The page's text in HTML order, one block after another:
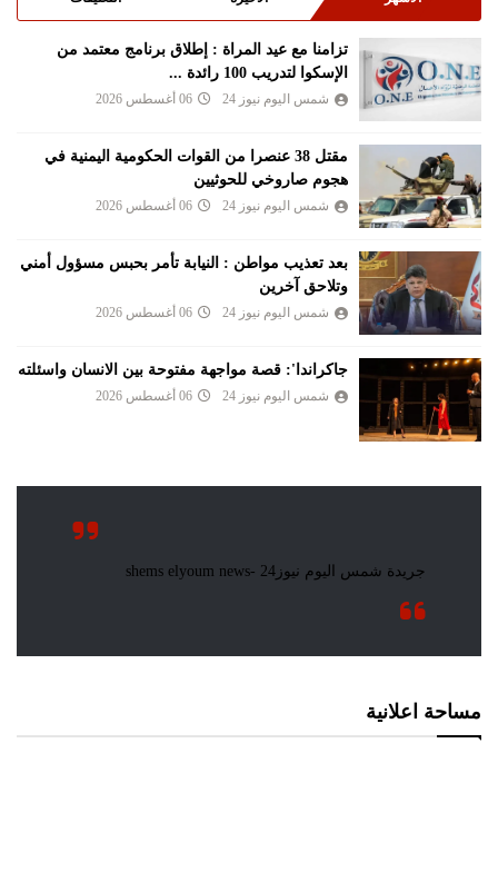
تزامنا مع عيد المراة : إطلاق برنامج معتمد من
الإسكوا لتدريب 100 رائدة ...
شمس اليوم نيوز 24 06 أغسطس 2026
مقتل 38 عنصرا من القوات الحكومية اليمنية في
هجوم صاروخي للحوثيين
شمس اليوم نيوز 24 06 أغسطس 2026
بعد تعذيب مواطن : النيابة تأمر بحبس مسؤول أمني
وتلاحق آخرين
شمس اليوم نيوز 24 06 أغسطس 2026
جاكراندا': قصة مواجهة مفتوحة بين الانسان واسئلته
شمس اليوم نيوز 24 06 أغسطس 2026
مساحة اعلانية